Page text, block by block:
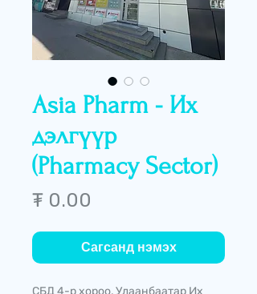
Asia Pharm - Их
дэлгүүр
(Pharmacy Sector)
₮ 0.00
Сагсанд нэмэх
СБД 4-р хороо, Улаанбаатар Их